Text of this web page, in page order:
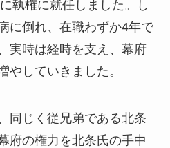
執権に就任しました。し
に倒れ、在職わずか4年で
実時は経時を支え、幕府
やしていきました。
同じく従兄弟である北条
府の権力を北条氏の手中